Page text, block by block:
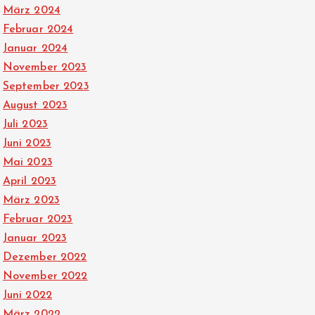
März 2024
Februar 2024
Januar 2024
November 2023
September 2023
August 2023
Juli 2023
Juni 2023
Mai 2023
April 2023
März 2023
Februar 2023
Januar 2023
Dezember 2022
November 2022
Juni 2022